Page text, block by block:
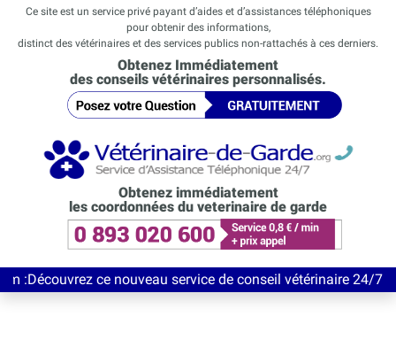
Ce site est un service privé payant d’aides et d’assistances téléphoniques
pour obtenir des informations,
distinct des vétérinaires et des services publics non-rattachés à ces derniers.
Obtenez Immédiatement
des conseils vétérinaires personnalisés.
Obtenez immédiatement
les coordonnées du veterinaire de garde
ce nouveau service de conseil vétérinaire 24/7